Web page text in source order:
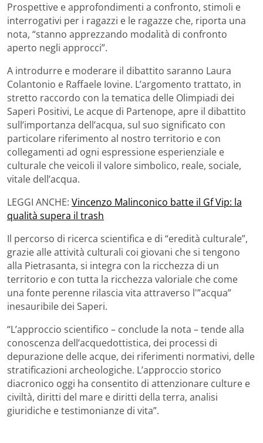
Prospettive e approfondimenti a confronto, stimoli e
interrogativi per i ragazzi e le ragazze che, riporta una
nota, “stanno apprezzando modalità di confronto
aperto negli approcci”.
A introdurre e moderare il dibattito saranno Laura
Colantonio e Raffaele Iovine. L’argomento trattato, in
stretto raccordo con la tematica delle Olimpiadi dei
Saperi Positivi, Le acque di Partenope, apre il dibattito
sull’importanza dell’acqua, sul suo significato con
particolare riferimento al nostro territorio e con
collegamenti ad ogni espressione esperienziale e
culturale che veicoli il valore simbolico, reale, sociale,
vitale dell’acqua.
LEGGI ANCHE: Vincenzo Malinconico batte il Gf Vip: la
qualità supera il trash
Il percorso di ricerca scientifica e di “eredità culturale”,
grazie alle attività culturali coi giovani che si tengono
alla Pietrasanta, si integra con la ricchezza di un
territorio e con tutta la ricchezza valoriale che come
una fonte perenne rilascia vita attraverso l'”acqua”
inesauribile dei Saperi.
“L’approccio scientifico – conclude la nota – tende alla
conoscenza dell’acquedottistica, dei processi di
depurazione delle acque, dei riferimenti normativi, delle
stratificazioni archeologiche. L’approccio storico
diacronico oggi ha consentito di attenzionare culture e
civiltà, diritti del mare e diritti della terra, analisi
giuridiche e testimonianze di vita”.